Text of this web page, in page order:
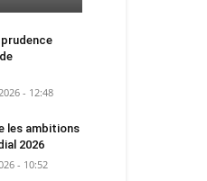
prudence
- 12:48
les ambitions
2026
- 10:52